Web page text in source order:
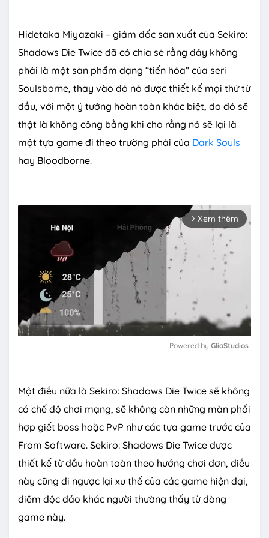
Hidetaka Miyazaki – giám đốc sản xuất của Sekiro:
Shadows Die Twice đã có chia sẻ rằng đây không
phải là một sản phẩm dạng “tiến hóa” của seri
Soulsborne, thay vào đó nó được thiết kế mọi thứ từ
đầu, với một ý tưởng hoàn toàn khác biệt, do đó sẽ
thật là không công bằng khi cho rằng nó sẽ lại là
một tựa game đi theo trường phái của Dark Souls
hay Bloodborne.
arrow_forward_ios Xem thêm
t
e
Powered by GliaStudios
Một điều nữa là Sekiro: Shadows Die Twice sẽ không
có chế độ chơi mạng, sẽ không còn những màn phối
hợp giết boss hoặc PvP như các tựa game trước của
From Software. Sekiro: Shadows Die Twice được
thiết kế từ đầu hoàn toàn theo hướng chơi đơn, điều
này cũng đi ngược lại xu thế của các game hiện đại,
điểm độc đáo khác người thường thấy từ dòng
game này.